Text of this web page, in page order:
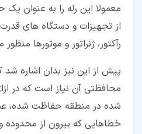
معمولا این رله را به عنوان
از تجهیزات و دستگاه های قدرت
رآکتور، ژنراتور و موتورها
پیش از این نیز بدان اشاره
محافظتی آن نیاز است که در
شده در منطقه حفاظت شده،
خطاهایی که بیرون از محدوده